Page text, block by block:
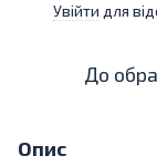
Увійти для
До
Опис